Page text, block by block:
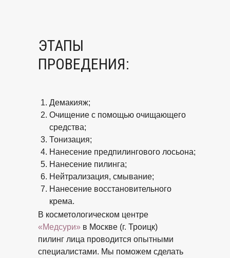
ЭТАПЫ
ПРОВЕДЕНИЯ:
В косметологическом центре
«Медсури» в Москве (г. Троицк)
пилинг лица проводится опытными
специалистами. Мы поможем сделать
Демакияж;
Очищение с помощью очищающего
средства;
Тонизация;
Нанесение предпилингового лосьона;
Нанесение пилинга;
Нейтрализация, смывание;
Нанесение восстановительного
крема.